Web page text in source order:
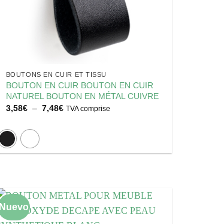
BOUTONS EN CUIR ET TISSU
BOUTON EN CUIR BOUTON EN CUIR
NATUREL BOUTON EN MÉTAL CUIVRE
3,58€ – 7,48€Plage
TVA comprise
Nuevo